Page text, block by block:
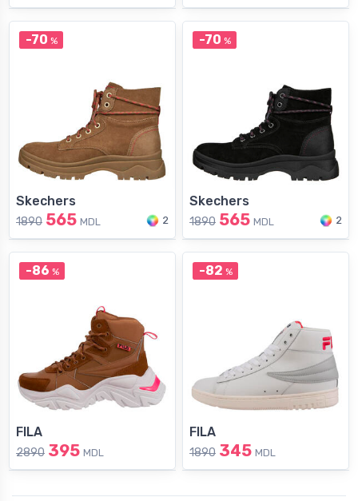
-70 %
Skechers
1890 565 MDL 2
-70 %
Skechers
1890 565 MDL 2
-86 %
FILA
2890 395 MDL
-82 %
FILA
1890 345 MDL